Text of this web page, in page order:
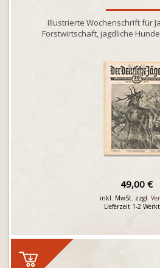
Illustrierte Wochenschrift für
Forstwirtschaft, jagdliche
49,00 €
inkl. MwSt. zzgl.
Lieferzeit 1-2